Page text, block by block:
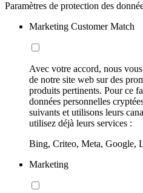
Paramètres de protection des
Marketing Customer Match
Avec votre accord, nous
de notre site web sur des
produits pertinents. Pour ce
données personnelles
suivants et utilisons leurs
utilisez déjà leurs services :
Bing, Criteo, Meta, Google,
Marketing